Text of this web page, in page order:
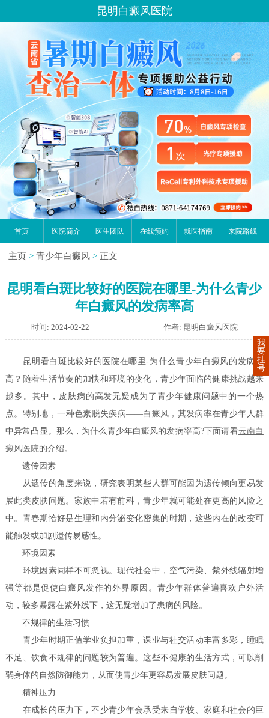
昆明白癜风医院
首页 医院简介 医生团队 在线预约 就医指南 来院路线
主页 > 青少年白癜风 > 正文
昆明看白斑比较好的医院在哪里-为什么青少
年白癜风的发病率高
时间: 2024-02-22 作者: 昆明白癜风医院
昆明看白斑比较好的医院在哪里-为什么青少年白癜风的发病率
高？随着生活节奏的加快和环境的变化，青少年面临的健康挑战越来
越多。其中，皮肤病的高发无疑成为了青少年健康问题中的一个热
点。特别地，一种色素脱失疾病——白癜风，其发病率在青少年人群
中异常凸显。那么，为什么青少年白癜风的发病率高?下面请看云南白
癜风医院的介绍。
遗传因素
从遗传的角度来说，研究表明某些人群可能因为遗传倾向更易发
展此类皮肤问题。家族中若有前科，青少年就可能处在更高的风险之
中。青春期恰好是生理和内分泌变化密集的时期，这些内在的改变可
能触发或加剧遗传易感性。
环境因素
环境因素同样不可忽视。现代社会中，空气污染、紫外线辐射增
强等都是促使白癜风发作的外界原因。青少年群体普遍喜欢户外活
动，较多暴露在紫外线下，这无疑增加了患病的风险。
不规律的生活习惯
青少年时期正值学业负担加重，课业与社交活动丰富多彩，睡眠
不足、饮食不规律的问题较为普遍。这些不健康的生活方式，可以削
弱身体的自然防御能力，从而使青少年更容易发展皮肤问题。
精神压力
在成长的压力下，不少青少年会承受来自学校、家庭和社会的巨
我
要
挂
号